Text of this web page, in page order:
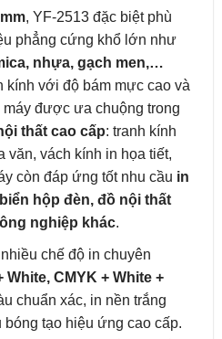
, YF-2513 đặc biệt phù
phẳng cứng khổ lớn như
nhựa, gạch men,…
kính với độ bám mực cao và
được ưa chuộng trong
thất cao cấp: tranh kính
văn, vách kính in họa tiết,
còn đáp ứng tốt nhu cầu in
hộp đèn, đồ nội thất
nghiệp khác.
chế độ in chuyên
White, CMYK + White +
chuẩn xác, in nền trắng
bóng tạo hiệu ứng cao cấp.